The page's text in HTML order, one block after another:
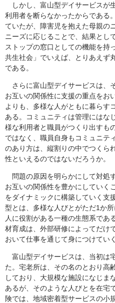
しかし、富山型デイサービスが
利用者を断らなかったからである
ていたが、障害児を抱えた母親の
ニーズに応じることで、結果とし
ストップの窓口としての機能を持
共生社会」でいえば、とりあえず
である。
さらに富山型デイサービスは、
お互いの関係性に支援の重点をお
よりも、多様な人がともに暮らす
ある。コミュニティは管理にはな
様な利用者と職員がつくり出すも
ではなく、職員自身もコミュニテ
のあり方は、縦割りの中でつくら
性といえるのではないだろうか。
問題の原因を明らかにして対処
お互いの関係性を豊かにしていく
をダイナミックに構築していく支
型とは、多様な人びとがただ1か
人に役割がある一種の生態系であ
材育成は、外部研修によってだけ
おいて仕事を通じて身につけてい
富山型デイサービスは、当初は
た。宅老所は、その名のとおり高
しており、大規模な施設になじま
あるが、そのような人びとを在宅
険では、地域密着型サービスの小